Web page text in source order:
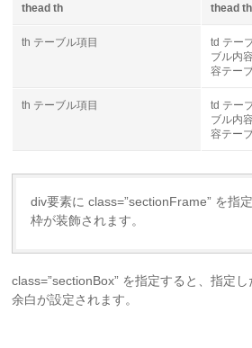
thead th thead th
th テーブル項目
td テー
ブル内
容テー
th テーブル項目
td テー
ブル内
容テー
div要素に class=”sectionFrame” を指
枠が装飾されます。
class=”sectionBox” を指定すると、指定
余白が設定されます。